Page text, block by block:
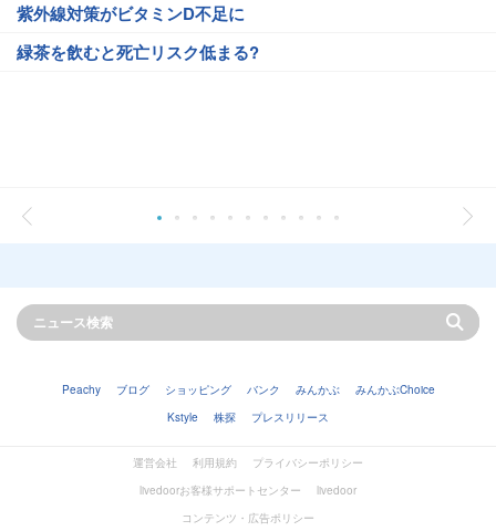
紫外線対策がビタミンD不足に
緑茶を飲むと死亡リスク低まる?
Peachy ブログ ショッピング バンク みんかぶ
みんかぶChoice
Kstyle
株探 プレスリリース
運営会社 利用規約
プライバシーポリシー
livedoorお客様サポートセンター
livedoor
コンテンツ・広告ポリシー